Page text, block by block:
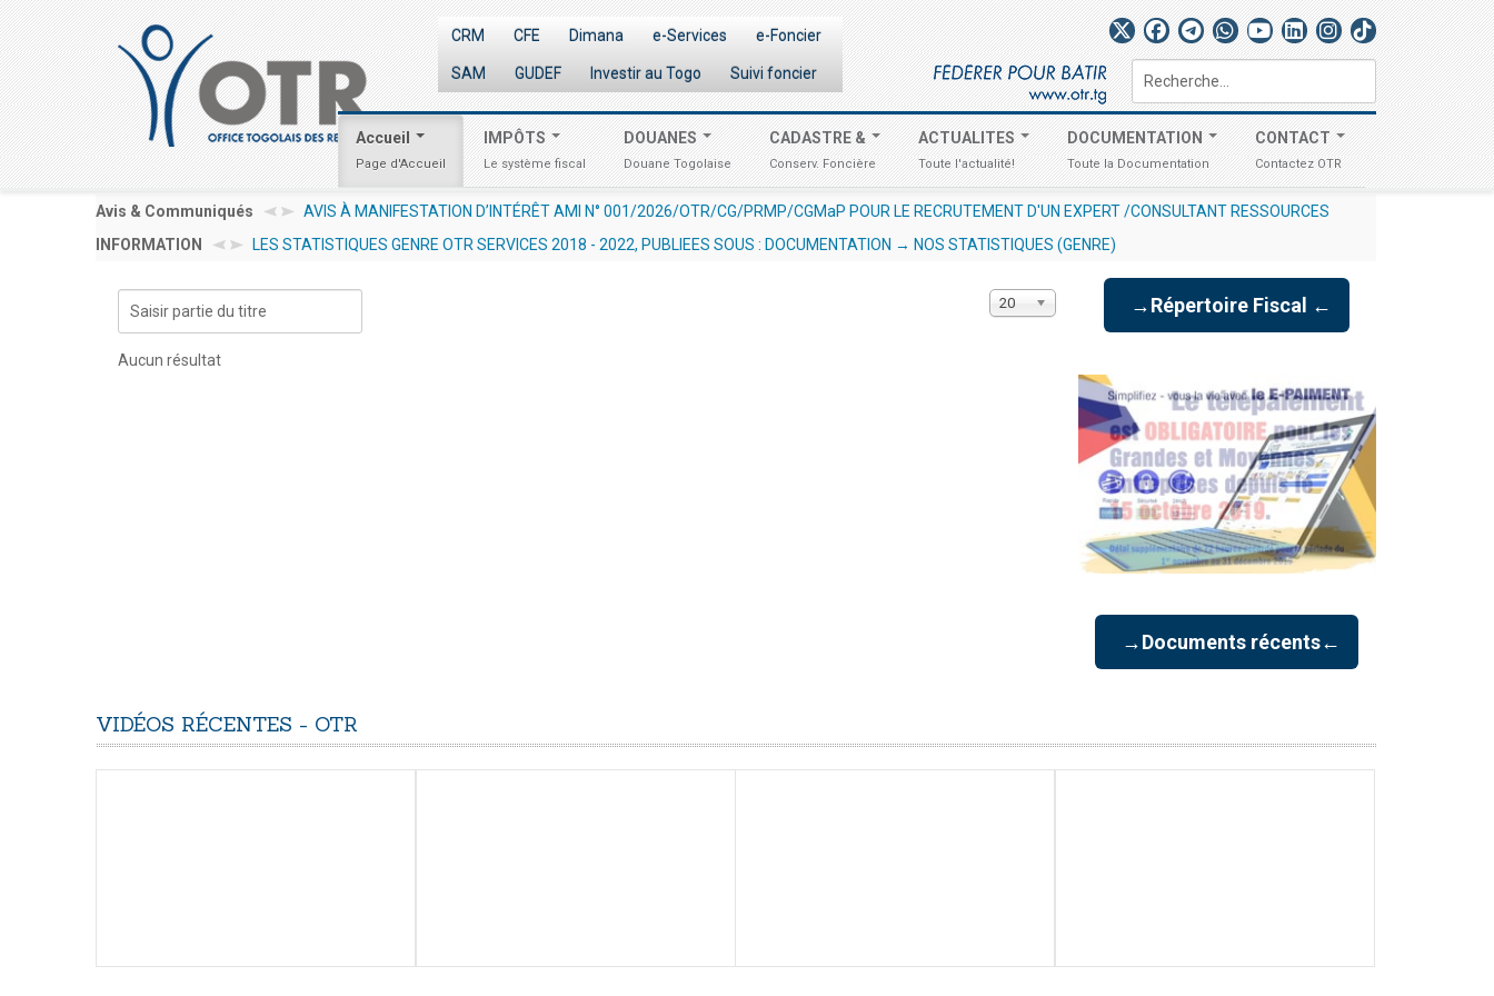
CRM CFE Dimana e-Services e-Foncier
SAM GUDEF Investir au Togo Suivi foncier Rechercher
Accueil
Page d'Accueil
IMPÔTS
Le système fiscal
DOUANES
Douane Togolaise
CADASTRE &
Conserv. Foncière
ACTUALITES
Toute l'actualité!
DOCUMENTATION
Toute la Documentation
CONTACT
Contactez OTR
Avis & Communiqués
D’INTÉRÊT AMI N° 001/2026/OTR/CG/PRMP/CGMaP POUR LE RECRUTEMENT D'UN EXPERT /CONSULTANT RESSOURCES HUMAINES EN VUE DE LA
14 juillet 2026 10:30
AVIS AUX OPÉRATEURS ÉCONOMIQUES N° 012/
INFORMATION
LES STATISTIQUES GENRE OTR SERVICES 2018 - 2022, PUBLIEES SOUS : DOCUMENTATION → NOS STATISTIQUES (GENRE)
Saisir
partie
du
Affichage
20
Aucun résultat
→Répertoire Fiscal ←
→Documents récents←
VIDÉOS RÉCENTES - OTR